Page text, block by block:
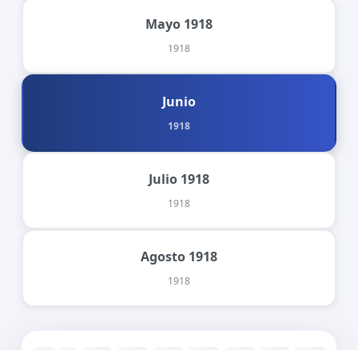
Mayo 1918
1918
Junio
1918
Julio 1918
1918
Agosto 1918
1918